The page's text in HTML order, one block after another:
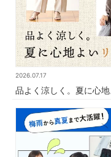
2026.07.17
品よく涼しく。夏に心